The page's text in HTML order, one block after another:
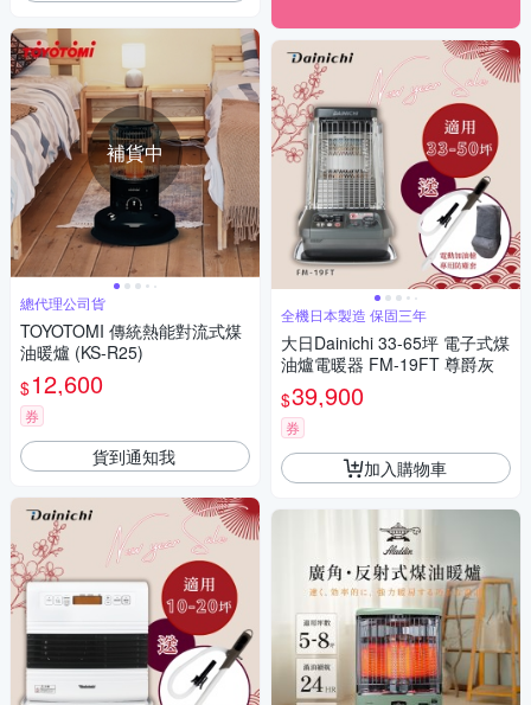
補貨中
總代理公司貨
TOYOTOMI 傳統熱能對流式煤
油暖爐 (KS-R25)
$12,600
券
貨到通知我
全機日本製造 保固三年
大日Dainichi 33-65坪 電子式煤
油爐電暖器 FM-19FT 尊爵灰
$39,900
券
加入購物車